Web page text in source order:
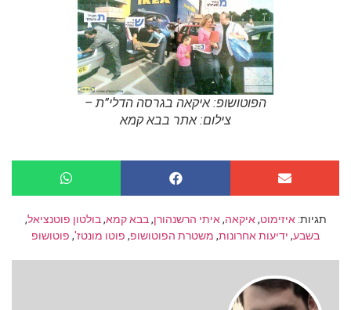
הפוטושופ: איקאה בגרסה הדלי”ת –
צילום: אתר בבא קמא
תגיות: איזימוט, איקאה, איתי הרשנהורן,בבא קמא,בולטון פוטנציאל,
בשבע, ידיעות אחרונות, משטרת הפוטושופ, פוטו מונטז', פוטושופ